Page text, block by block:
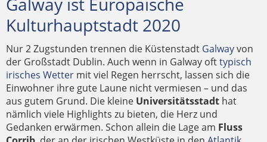
Kulturhauptstadt 2020
Nur 2 Zugstunden trennen die Küstenstadt Galwayvon
der Großstadt Dublin. Auch wenn in Galway ofttypisch
irisches Wetter mit viel Regen herrscht, lassen sich die
Einwohner ihre gute Laune nicht vermiesen – und das
aus gutem Grund. Die kleine Universitätsstadt hat
nämlich viele Highlights zu bieten, die Herz und
Gedanken erwärmen. Schon allein die Lage am Fluss